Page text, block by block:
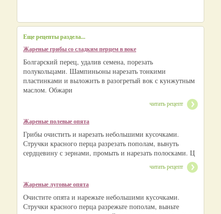
Еще рецепты раздела...
Жареные грибы со сладким перцем в воке
Болгарский перец, удалив семена, порезать
полукольцами. Шампиньоны нарезать тонкими
пластинками и выложить в разогретый вок с кунжутным
маслом. Обжари
читать рецепт
Жареные полевые опята
Грибы очистить и нарезать небольшими кусочками.
Стручки красного перца разрезать пополам, вынуть
сердцевину с зернами, промыть и нарезать полосками. Ц
читать рецепт
Жареные луговые опята
Очистите опята и нарежьте небольшими кусочками.
Стручки красного перца разрежьте пополам, выньте